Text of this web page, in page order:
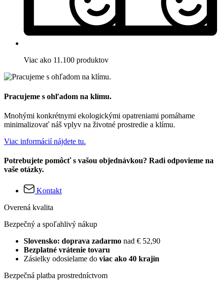
Viac ako 11.100 produktov
Pracujeme s ohľadom na klímu.
Mnohými konkrétnymi ekologickými opatreniami pomáhame
minimalizovať náš vplyv na životné prostredie a klímu.
Viac informácií nájdete tu.
Potrebujete pomôcť s vašou objednávkou? Radi odpovieme na
vaše otázky.
Kontakt
Overená kvalita
Bezpečný a spoľahlivý nákup
Slovensko: doprava zadarmo nad € 52,90
Bezplatné vrátenie tovaru
Zásielky odosielame do viac ako 40 krajín
Bezpečná platba prostredníctvom